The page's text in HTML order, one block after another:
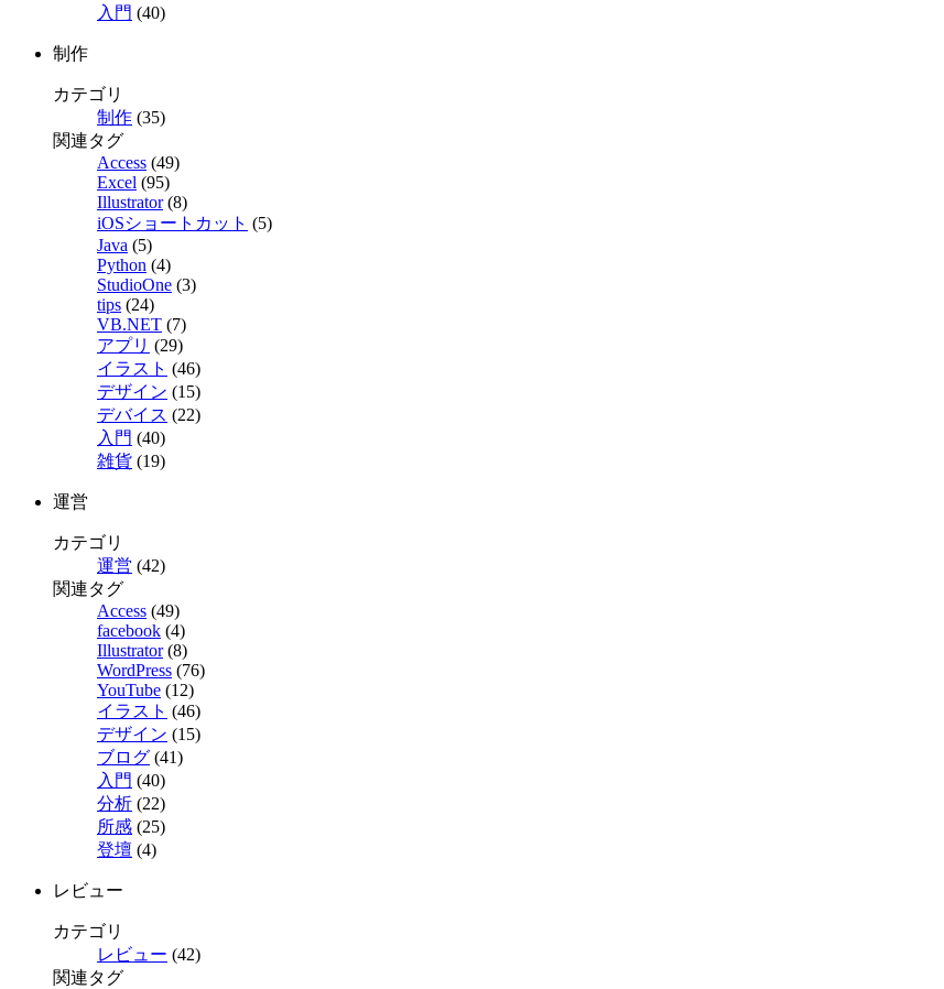
入門 (40)
制作
カテゴリ
制作 (35)
関連タグ
Access (49)
Excel (95)
Illustrator(8)
iOSショートカット (5)
Java (5)
Python (4)
StudioOne (3)
tips (24)
VB.NET (7)
アプリ (29)
イラスト (46)
デザイン (15)
デバイス (22)
入門 (40)
雑貨 (19)
運営
カテゴリ
運営 (42)
関連タグ
Access (49)
facebook (4)
Illustrator(8)
WordPress (76)
YouTube (12)
イラスト (46)
デザイン (15)
ブログ (41)
入門 (40)
分析 (22)
所感 (25)
登壇 (4)
レビュー
カテゴリ
レビュー (42)
関連タグ